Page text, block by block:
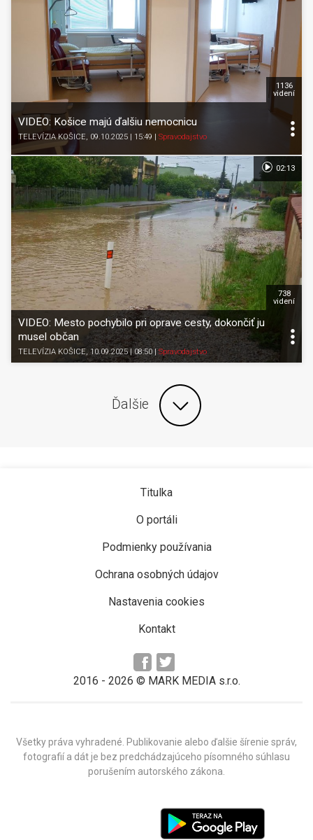
VIDEO: Košice majú ďalšiu nemocnicu
TELEVÍZIA KOŠICE, 09.10.2025 | 15:49 Spravodajstvo
1136
videní
VIDEO: Mesto pochybilo pri oprave cesty, dokončiť ju
musel občan
TELEVÍZIA KOŠICE, 10.09.2025 | 08:50|Spravodajstvo
738
videní
02:13
Ďalšie
Titulka
O portáli
Podmienky používania
Ochrana osobných údajov
Nastavenia cookies
Kontakt
2016 - 2026 © MARK MEDIA s.r.o.
Všetky práva vyhradené. Publikovanie alebo ďalšie šírenie správ,
fotografií a dát je bez predchádzajúceho písomného súhlasu
porušením autorského zákona.